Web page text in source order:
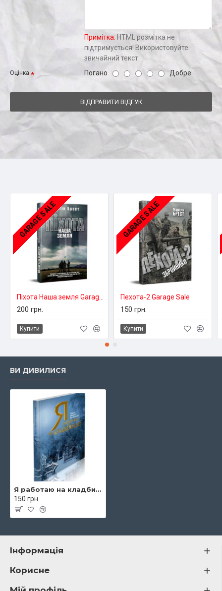
Примітка: HTML розмітка не
підтримується! Використовуйте
звичайний текст.
Оцінка Погано Добре
ВІДПРАВИТИ ВІДГУК
GARAGE SALE
200 грн.
Купити
GARAGE SALE
Пехота-2 Garage Sale
150 грн.
Купити
ВИ ДИВИЛИСЯ
Я работаю на кладбище Garage Sale
150 грн.
Інформація
Корисне